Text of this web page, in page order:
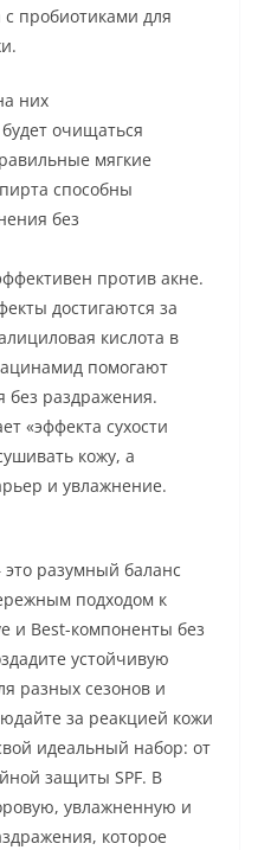
пробиотиками для
них
очищаться
мягкие
способны
без
против акне.
достигаются за
кислота в
помогают
без раздражения.
«эффекта сухости
кожу, а
и увлажнение.
разумный баланс
подходом к
и Best-компоненты без
устойчивую
разных сезонов и
за реакцией кожи
идеальный набор: от
защиты SPF. В
увлажненную и
которое